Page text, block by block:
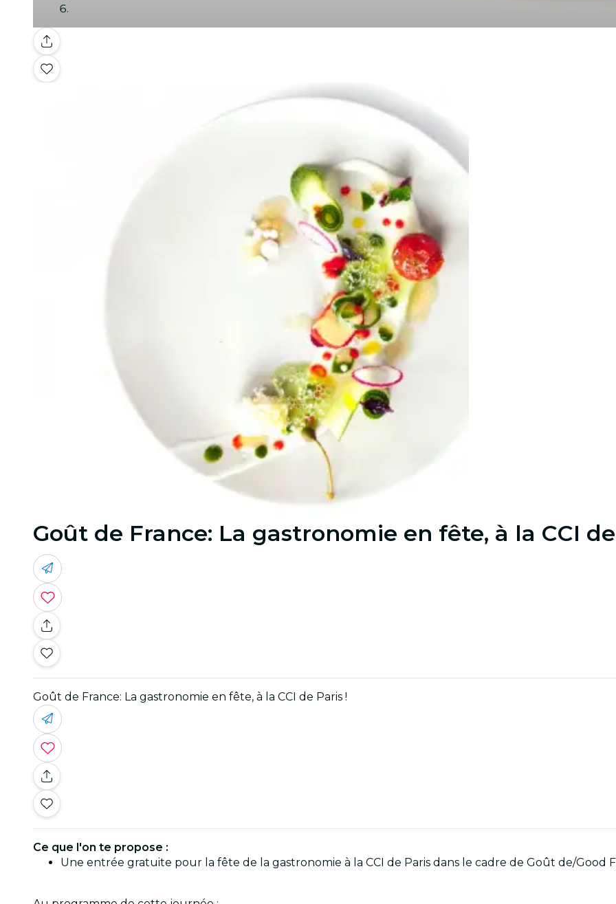
Galerie
Goût de France: La gastronomie en fête, à la CCI
Goût de France: La gastronomie en fête, à la CCI de Paris !
Ce que l'on te propose :
Une entrée gratuite pour la fête de la gastronomie à la CCI de Paris dans le cadre de Goût de/Good